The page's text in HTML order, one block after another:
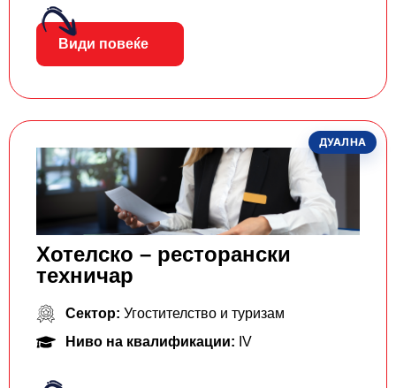
Види повеќе
ДУАЛНА
Хотелско – ресторански
техничар
Сектор: Угостителство и туризам
Ниво на квалификации: IV